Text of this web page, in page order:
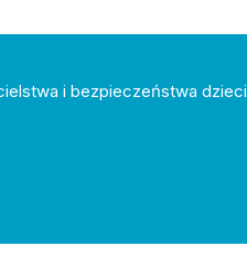
i bezpieczeństwa dzieci